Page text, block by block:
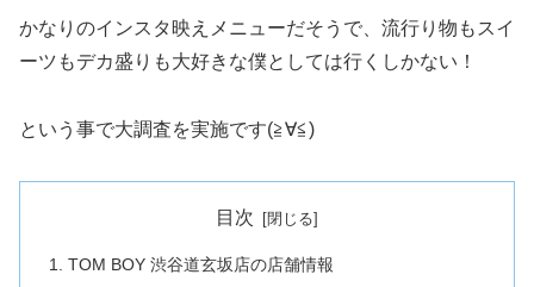
かなりのインスタ映えメニューだそうで、流行り物もスイ
ーツもデカ盛りも大好きな僕としては行くしかない！
という事で大調査を実施です(≧∀≦)
目次
TOM BOY 渋谷道玄坂店の店舗情報